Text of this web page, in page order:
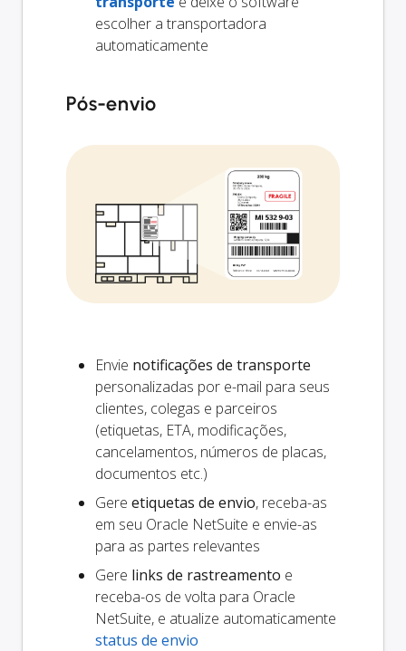
escolher a transportadora
automaticamente
Pós-envio
Envie notificações de transporte
personalizadas por e-mail para seus
clientes, colegas e parceiros
(etiquetas, ETA, modificações,
cancelamentos, números de placas,
documentos etc.)
Gere etiquetas de envio, receba-as
em seu Oracle NetSuite e envie-as
para as partes relevantes
Gere links de rastreamento e
receba-os de volta para Oracle
NetSuite, e atualize automaticamente
status de envio